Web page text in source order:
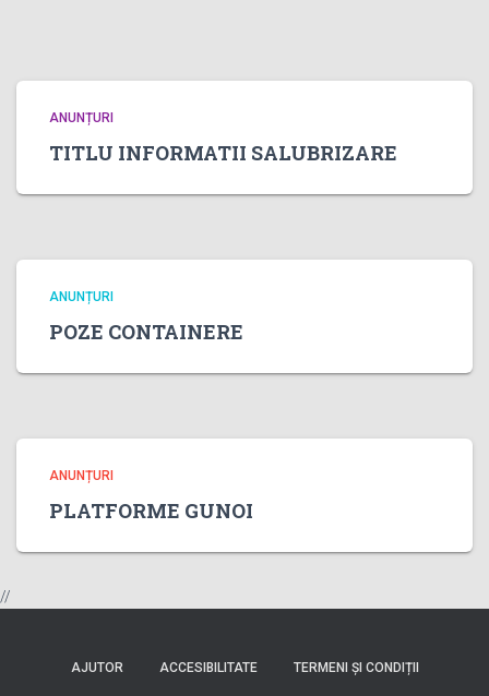
ANUNȚURI
TITLU INFORMATII SALUBRIZARE
ANUNȚURI
POZE CONTAINERE
ANUNȚURI
PLATFORME GUNOI
//
AJUTOR ACCESIBILITATE TERMENI ȘI CONDIȚII